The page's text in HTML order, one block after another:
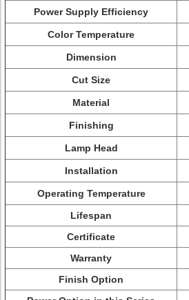
Power Supply Efficiency
Color Temperature
Dimension
Cut Size
Material
Finishing
Lamp Head
Installation
Operating Temperature
Lifespan
Certificate
Warranty
Finish Option